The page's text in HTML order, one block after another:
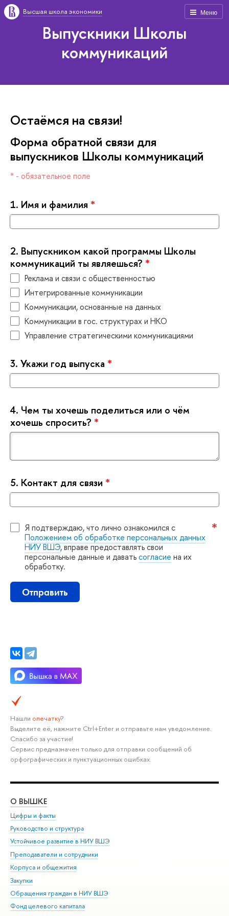
Меню
ысшая школа экономики
ыпускники Школы
коммуникаций
Остаёмся на связи!
Форма обратной связи для
ыпускников Школы коммуникаций
* - обязательное поле
1. Имя и фамилия *
2. ыпускником какой программы Школы
коммуникаций ты являешься? *
Реклама и связи с общественностью
Интегрированные коммуникации
Коммуникации, основанные на данных
Коммуникации в гос. структурах и НКО
Управление стратегическими коммуникациями
3. Укажи год выпуска *
4. Чем ты хочешь поделиться или о чём
хочешь спросить? *
5. Контакт для связи *
Я подтверждаю, что лично ознакомился с
Положением об обработке персональных данных
НИУ ВШЭ, вправе предоставлять свои
персональные данные и даватьсогласие на их
обработку.
Отправить
Нашли опечатку?
ыделите её, нажмите Ctrl+Enter и отправьте нам уведомление.
Спасибо за участие!
Сервис предназначен только для отправки сообщений о
орфографических и пунктуационных ошибках.
О ВЫШКЕ
Цифры и факты
Руководство и структура
Устойчивое развитие в НИУ ВШЭ
Преподаватели и сотрудники
Корпуса и общежития
Закупки
Обращения граждан в НИУ ВШЭ
Фонд целевого капитала